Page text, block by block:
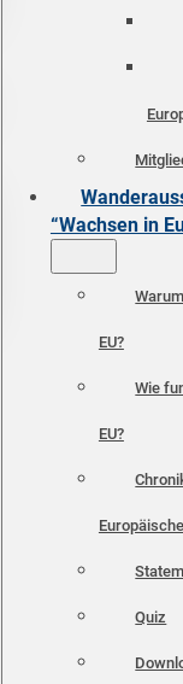
“Wachsen in
EU?
Wie
EU?
Quiz